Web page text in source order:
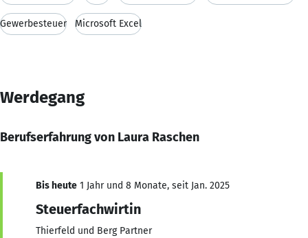
Gewerbesteuer Microsoft Excel
Werdegang
Berufserfahrung von Laura Raschen
Bis heute 1 Jahr und 8 Monate, seit Jan. 2025
Steuerfachwirtin
Thierfeld und Berg Partner